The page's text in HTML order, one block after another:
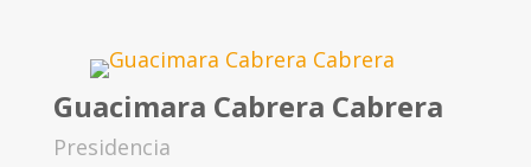
Guacimara Cabrera Cabrera
Presidencia